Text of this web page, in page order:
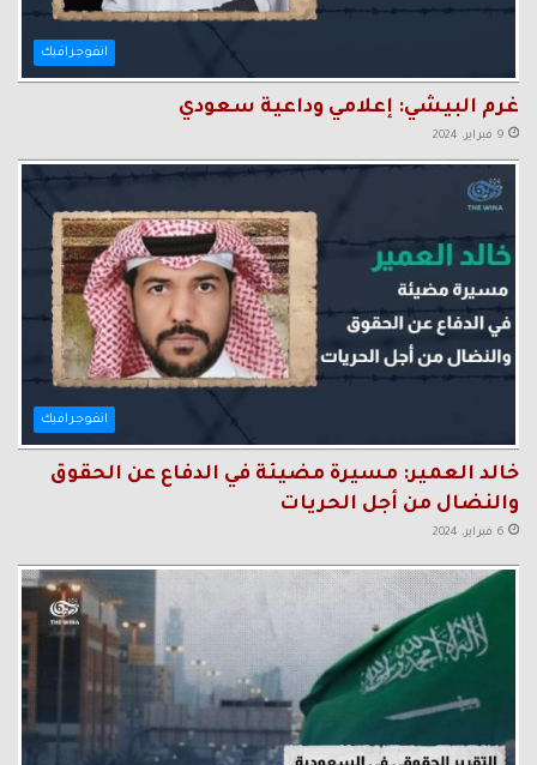
انفوجرافيك
غرم البيشي: إعلامي وداعية سعودي
9 فبراير، 2024
انفوجرافيك
خالد العمير: مسيرة مضيئة في الدفاع عن الحقوق
والنضال من أجل الحريات
6 فبراير، 2024